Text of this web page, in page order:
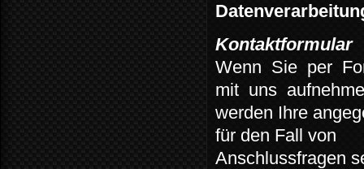
Kontaktformular
Wenn Sie per
mit uns
werden Ihre
für den Fall von
Anschlussfragen